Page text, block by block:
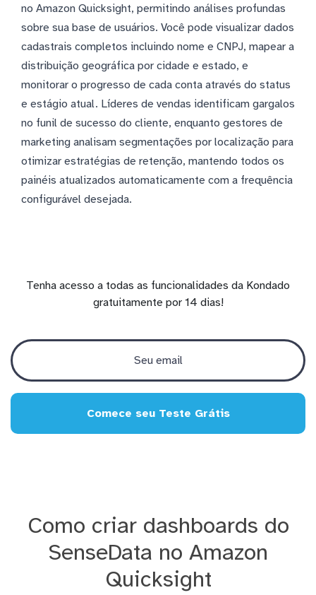
no Amazon Quicksight, permitindo análises profundas
sobre sua base de usuários. Você pode visualizar dados
cadastrais completos incluindo nome e CNPJ, mapear a
distribuição geográfica por cidade e estado, e
monitorar o progresso de cada conta através do status
e estágio atual. Líderes de vendas identificam gargalos
no funil de sucesso do cliente, enquanto gestores de
marketing analisam segmentações por localização para
otimizar estratégias de retenção, mantendo todos os
painéis atualizados automaticamente com a frequência
configurável desejada.
Tenha acesso a todas as funcionalidades da Kondado
gratuitamente por 14 dias!
Comece seu Teste Grátis
Como criar dashboards do
SenseData no Amazon
Quicksight